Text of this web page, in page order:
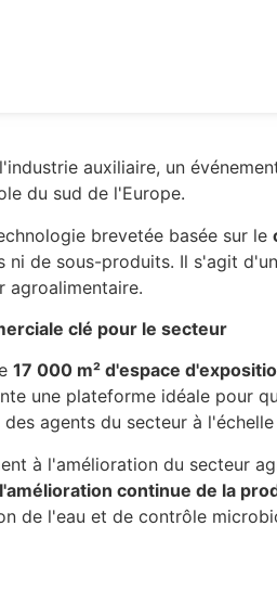
auxiliaire, un
du sud de l'Europe.
brevetée basée sur le
de sous-produits. Il s'agit
agroalimentaire.
clé pour le secteur
17 000 m² d'espace
une plateforme idéale pour
agents du secteur à
à l'amélioration du secteur
continue de la
de l'eau et de contrôle